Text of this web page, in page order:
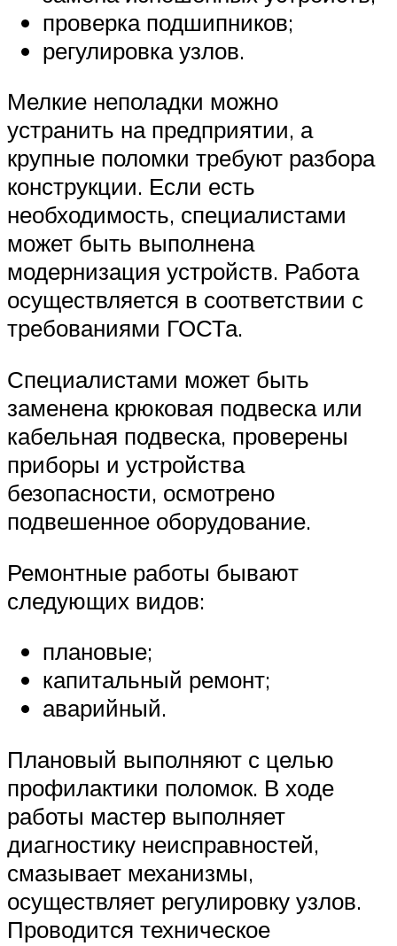
проверка подшипников;
регулировка узлов.
Мелкие неполадки можно
устранить на предприятии, а
крупные поломки требуют разбора
конструкции. Если есть
необходимость, специалистами
может быть выполнена
модернизация устройств. Работа
осуществляется в соответствии с
требованиями ГОСТа.
Специалистами может быть
заменена крюковая подвеска или
кабельная подвеска, проверены
приборы и устройства
безопасности, осмотрено
подвешенное оборудование.
Ремонтные работы бывают
следующих видов:
плановые;
капитальный ремонт;
аварийный.
Плановый выполняют с целью
профилактики поломок. В ходе
работы мастер выполняет
диагностику неисправностей,
смазывает механизмы,
осуществляет регулировку узлов.
Проводится техническое